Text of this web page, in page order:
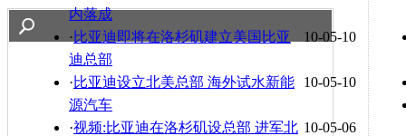
内落成
10-05-10
·比亚迪即将在洛杉矶建立美国比亚
迪总部
10-05-10
·比亚迪设立北美总部 海外试水新能
源汽车
10-05-06
·视频:比亚迪在洛杉矶设总部 进军北